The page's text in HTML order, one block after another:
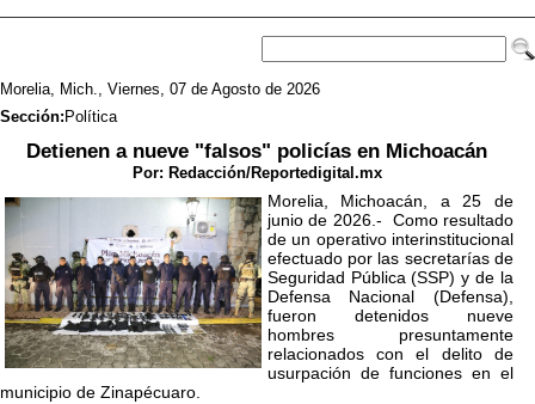
Morelia, Mich., Viernes, 07 de Agosto de 2026
Sección: Política
Detienen a nueve "falsos" policías en Michoacán
Por: Redacción/Reportedigital.mx
Morelia, Michoacán, a 25 de
junio de 2026.- Como resultado
de un operativo interinstitucional
efectuado por las secretarías de
Seguridad Pública (SSP) y de la
Defensa Nacional (Defensa),
fueron detenidos nueve
hombres presuntamente
relacionados con el delito de
usurpación de funciones en el
municipio de Zinapécuaro.